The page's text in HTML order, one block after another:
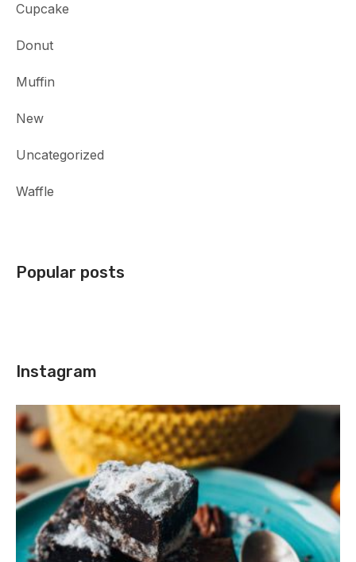
Cupcake
Donut
Muffin
New
Uncategorized
Waffle
Popular posts
Instagram